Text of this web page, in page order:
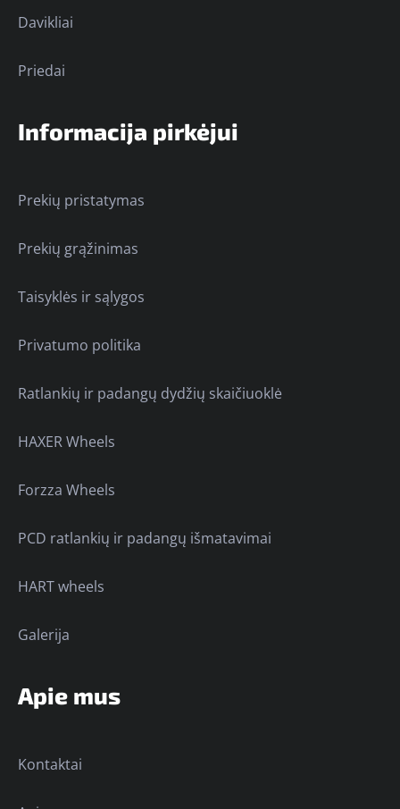
Davikliai
Priedai
Informacija pirkėjui
Prekių pristatymas
Prekių grąžinimas
Taisyklės ir sąlygos
Privatumo politika
Ratlankių ir padangų dydžių skaičiuoklė
HAXER Wheels
Forzza Wheels
PCD ratlankių ir padangų išmatavimai
HART wheels
Galerija
Apie mus
Kontaktai